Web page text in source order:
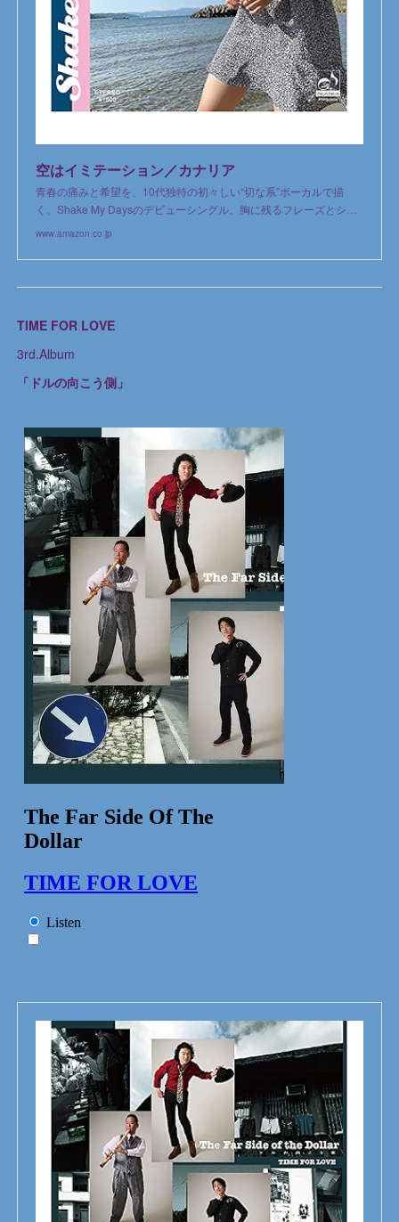
空はイミテーション／カナリア
青春の痛みと希望を、10代独特の初々しい“切な系”ボーカルで描
く、Shake My Daysのデビューシングル。胸に残るフレーズとシ…
www.amazon.co.jp
TIME FOR LOVE
3rd.Album
「ドルの向こう側」